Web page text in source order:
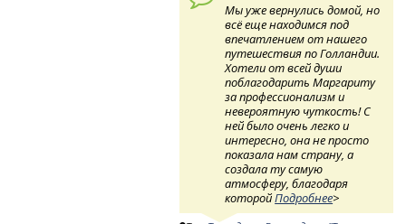
Мы уже вернулись домой, но
всё еще находимся под
впечатлением от нашего
путешествия по Голландии.
Хотели от всей души
поблагодарить Маргариту
за профессионализм и
невероятную чуткость! ​ С
ней было очень легко и
интересно, она не просто
показала нам страну, а
создала ту самую
атмосферу, благодаря
которойПодробнее>